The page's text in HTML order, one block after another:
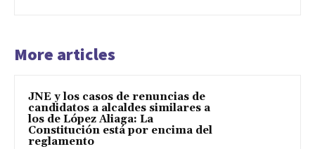
More articles
JNE y los casos de renuncias de
candidatos a alcaldes similares a
los de López Aliaga: La
Constitución está por encima del
reglamento